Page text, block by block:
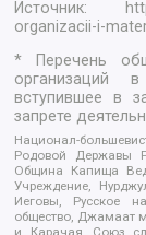
Источник:
organizacii-i-
* Перечень
организаций
вступившее в
запрете
Национал-
Родовой Державы
Община Капища
Учреждение,
Иеговы, Русское
общество, Джамаат
и Карачая, Союз